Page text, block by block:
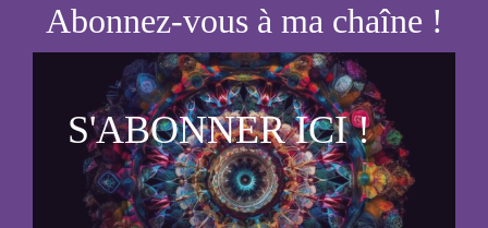
Qui suis-je ?
Formations
Astrologie
Abonnez-vous à ma chaîne !
S'ABONNER ICI !